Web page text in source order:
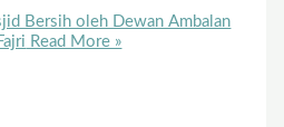
Bersih oleh Dewan Ambalan
Read More »